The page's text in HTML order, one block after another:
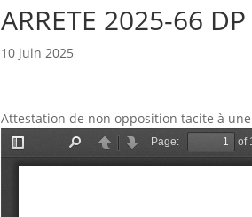
ARRETE 2025-66
10 juin 2025
Attestation de non opposition tacite à